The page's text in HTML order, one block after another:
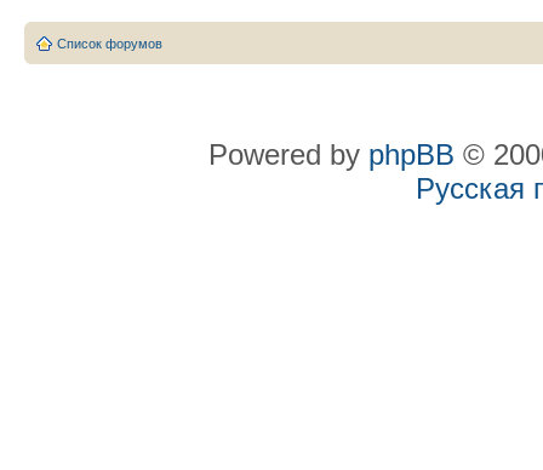
Список форумов
Powered by phpBB ©
Русская